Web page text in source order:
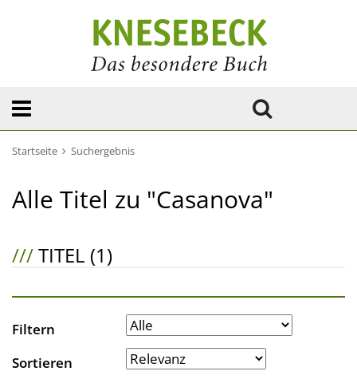
Startseite Suchergebnis
Alle Titel zu "Casanova"
///TITEL (1)
Filtern
Sortieren